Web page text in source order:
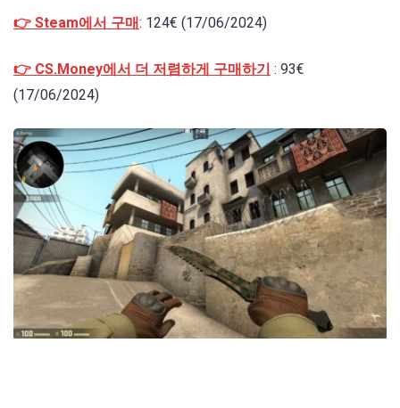
👉 Steam에서 구매: 124€ (17/06/2024)
👉 CS.Money에서 더 저렴하게 구매하기 : 93€
(17/06/2024)